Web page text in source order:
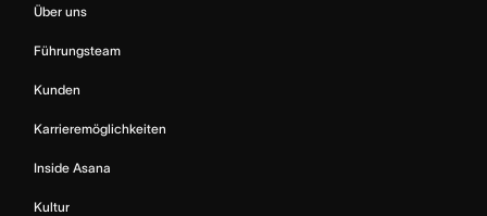
Über uns
Führungsteam
Kunden
Karrieremöglichkeiten
Inside Asana
Kultur